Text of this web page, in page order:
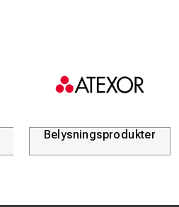
Belysningsprodukter